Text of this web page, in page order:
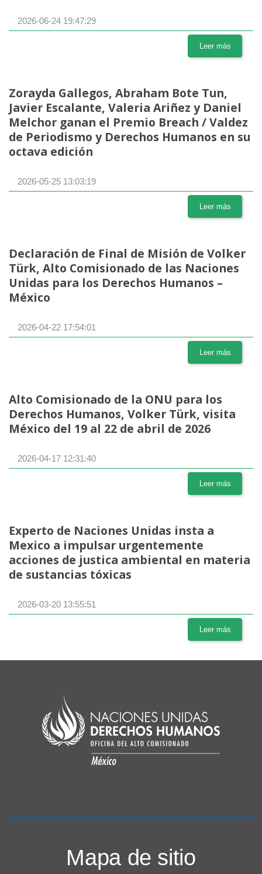
2026-06-24 19:47:29
Leer más
Zorayda Gallegos, Abraham Bote Tun,
Javier Escalante, Valeria Ariñez y Daniel
Melchor ganan el Premio Breach / Valdez
de Periodismo y Derechos Humanos en su
octava edición
2026-05-25 13:03:19
Leer más
Declaración de Final de Misión de Volker
Türk, Alto Comisionado de las Naciones
Unidas para los Derechos Humanos –
México
2026-04-22 17:54:01
Leer más
Alto Comisionado de la ONU para los
Derechos Humanos, Volker Türk, visita
México del 19 al 22 de abril de 2026
2026-04-17 12:31:40
Leer más
Experto de Naciones Unidas insta a
Mexico a impulsar urgentemente
acciones de justica ambiental en materia
de sustancias tóxicas
2026-03-20 13:55:51
Leer más
Mapa de sitio